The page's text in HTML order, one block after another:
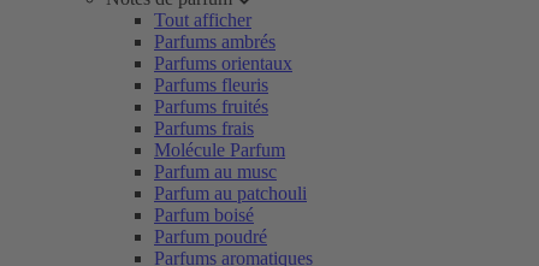
Tout afficher
Parfums ambrés
Parfums orientaux
Parfums fleuris
Parfums fruités
Parfums frais
Molécule Parfum
Parfum au musc
Parfum au patchouli
Parfum boisé
Parfum poudré
Parfums aromatiques